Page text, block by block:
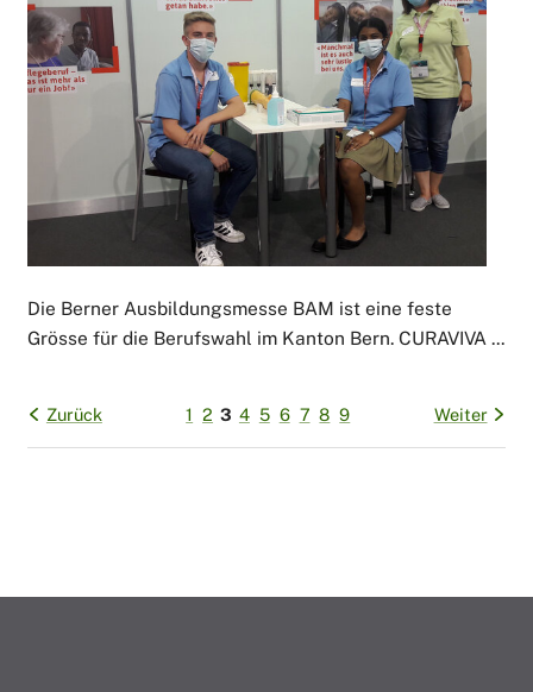
Die Berner Ausbildungsmesse BAM ist eine feste
Grösse für die Berufswahl im Kanton Bern. CURAVIVA ...
Zurück 1 2 3 4 5 6 7 8 9 Weiter